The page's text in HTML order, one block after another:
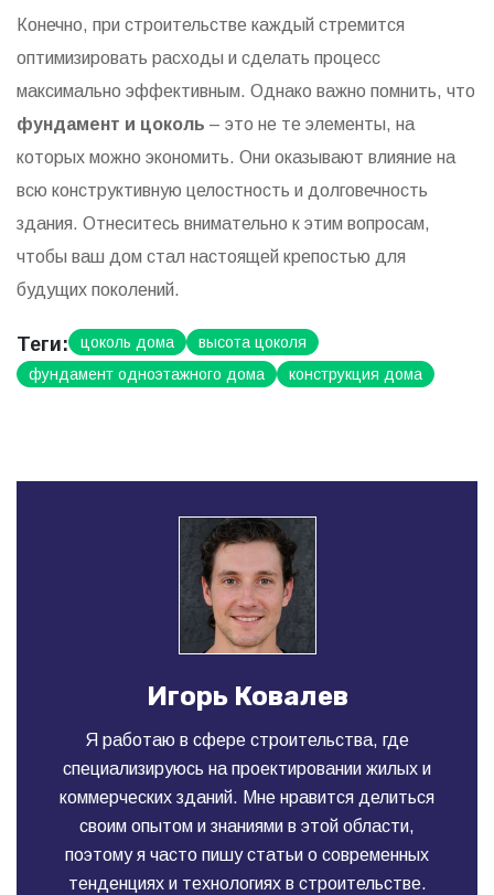
Конечно, при строительстве каждый стремится
оптимизировать расходы и сделать процесс
максимально эффективным. Однако важно помнить, что
фундамент и цоколь – это не те элементы, на
которых можно экономить. Они оказывают влияние на
всю конструктивную целостность и долговечность
здания. Отнеситесь внимательно к этим вопросам,
чтобы ваш дом стал настоящей крепостью для
будущих поколений.
Теги: цоколь дома
высота цоколя
фундамент одноэтажного дома
конструкция дома
Игорь Ковалев
Я работаю в сфере строительства, где
специализируюсь на проектировании жилых и
коммерческих зданий. Мне нравится делиться
своим опытом и знаниями в этой области,
поэтому я часто пишу статьи о современных
тенденциях и технологиях в строительстве.